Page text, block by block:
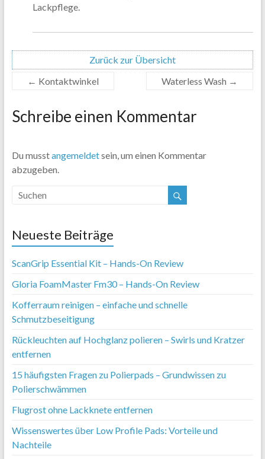
Lackpflege.
Zurück zur Übersicht
← Kontaktwinkel Waterless Wash →
Schreibe einen Kommentar
Du musstangemeldetsein, um einen Kommentar
abzugeben.
Neueste Beiträge
ScanGrip Essential Kit – Hands-On Review
Gloria FoamMaster Fm30 – Hands-On Review
Kofferraum reinigen – einfache und schnelle
Schmutzbeseitigung
Rückleuchten auf Hochglanz polieren – Swirls und Kratzer
entfernen
15 häufigsten Fragen zu Polierpads – Grundwissen zu
Polierschwämmen
Flugrost ohne Lackknete entfernen
Wissenswertes über Low Profile Pads: Vorteile und
Nachteile